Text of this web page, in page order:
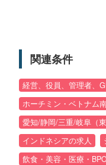
関連条件
経営、役員、管理者、
ホーチミン・ベトナム
愛知/静岡/三重/岐阜（
インドネシアの求人
飲食・美容・医療・